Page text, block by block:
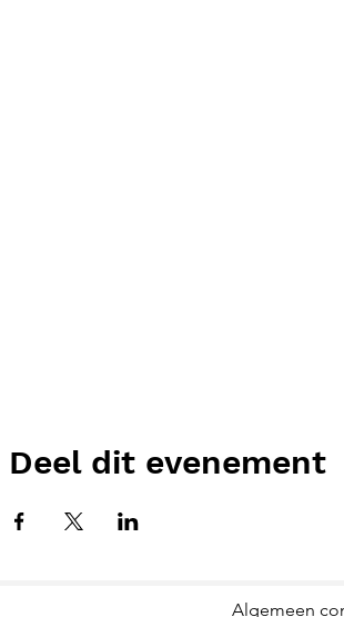
Deel dit evenement
Algemeen